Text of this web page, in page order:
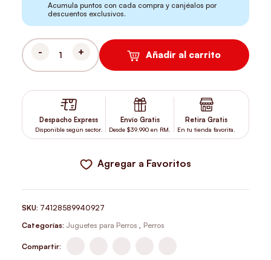
Acumula puntos con cada compra y canjéalos por
descuentos exclusivos.
MORDEDOR DISEÑO ANILLO OLOR ALMIDÓN DE ARROZ
Añadir al carrito
Despacho Express
Disponible según sector.
Envío Gratis
Desde $39.990 en RM.
Retira Gratis
En tu tienda favorita.
Agregar a Favoritos
SKU: 74128589940927
Categorías: Juguetes para Perros , Perros
Compartir: